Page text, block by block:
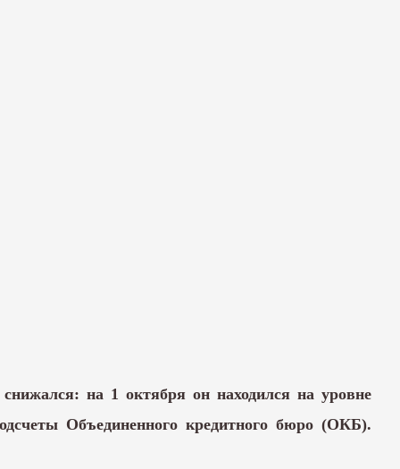
на 1 октября он находился на уровне
Объединенного кредитного бюро (ОКБ).